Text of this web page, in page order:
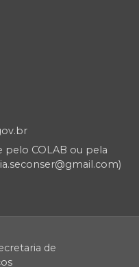
COLAB ou pela
de